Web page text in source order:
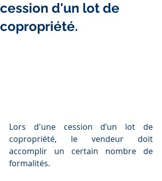
cession d'un lot de
copropriété.
Lors d'une cession d’un lot de
copropriété, le vendeur doit
accomplir un certain nombre de
formalités.